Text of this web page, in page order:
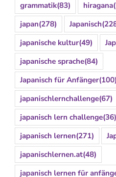
grammatik(83) hiragana
japan(278) Japanisch
japanische kultur(49)
japanische sprache(84)
Japanisch für Anfänger(100)
japanischlernchallenge(67)
japanisch lern challenge(36)
japanisch lernen(271)
japanischlernen.at(48)
japanisch lernen für